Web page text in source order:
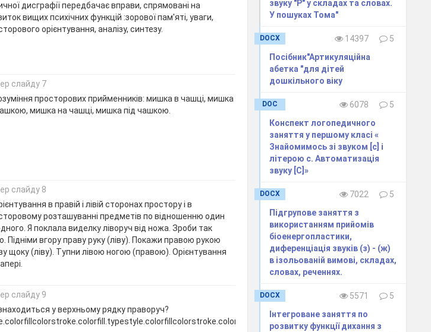
дисграфії передбачає вправи, спрямовані на
вищих психічних функцій :зорової пам'яті, уваги,
орієнтування, аналізу, синтезу.
слайду 7
просторових прийменників: мишка в чашці, мишка
мишка на чашці, мишка під чашкою.
слайду 8
в правій і лівій сторонах простору і в
розташуванні предметів по відношенню один
Я поклала виделку ліворуч від ножа. Зроби так
Підніми вгору праву руку (ліву). Покажи правою рукою
щоку (ліву). Тупни лівою ногою (правою). Орієнтування
слайду 9
у верхньому рядку праворуч?
звуку "Р" у складах та словах.
У пошуках Тома"
DOCX 14397
5
Посібник"Артикуляційна
абетка "для дітей
дошкільного віку
DOC 6078
5
Конспект логопедичного
заняття у першому класі «
Знайомимось зі звуком [c] і
літерою с. Автоматизація
звуку [C]»
DOCX 7022
5
Підгрупове заняття з
використанням прийомів
біоенергопластики,
диференціація звуків (з) - (ж)
в ізольованій вимові, складах,
словах, реченнях.
DOCX 5571
5
Інтегроване заняття по
розвитку функції дихання з